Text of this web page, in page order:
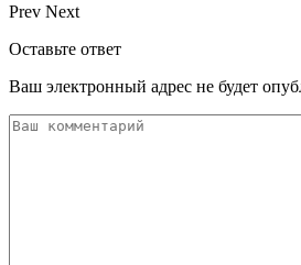
Prev Next
Оставьте ответ
Ваш электронный адрес не будет